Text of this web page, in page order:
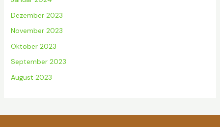
Dezember 2023
November 2023
Oktober 2023
September 2023
August 2023